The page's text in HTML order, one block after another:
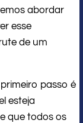
abordar
esse
de um
passo é
esteja
que todos os